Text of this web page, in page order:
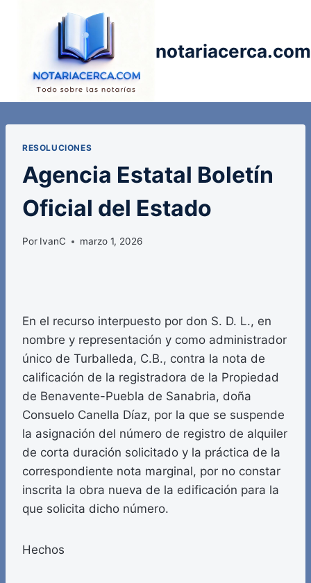
notariacerca.com
RESOLUCIONES
Agencia Estatal Boletín
Oficial del Estado
Por IvanC marzo 1, 2026
En el recurso interpuesto por don S. D. L., en
nombre y representación y como administrador
único de Turballeda, C.B., contra la nota de
calificación de la registradora de la Propiedad
de Benavente-Puebla de Sanabria, doña
Consuelo Canella Díaz, por la que se suspende
la asignación del número de registro de alquiler
de corta duración solicitado y la práctica de la
correspondiente nota marginal, por no constar
inscrita la obra nueva de la edificación para la
que solicita dicho número.
Hechos